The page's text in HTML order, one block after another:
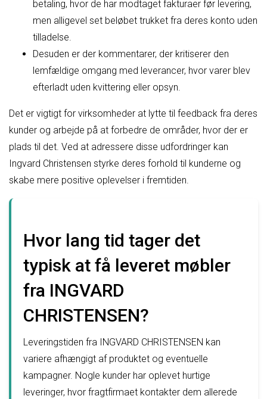
betaling, hvor de har modtaget fakturaer før levering,
men alligevel set beløbet trukket fra deres konto uden
tilladelse.
Desuden er der kommentarer, der kritiserer den
lemfældige omgang med leverancer, hvor varer blev
efterladt uden kvittering eller opsyn.
Det er vigtigt for virksomheder at lytte til feedback fra deres
kunder og arbejde på at forbedre de områder, hvor der er
plads til det. Ved at adressere disse udfordringer kan
Ingvard Christensen styrke deres forhold til kunderne og
skabe mere positive oplevelser i fremtiden.
Hvor lang tid tager det
typisk at få leveret møbler
fra INGVARD
CHRISTENSEN?
Leveringstiden fra INGVARD CHRISTENSEN kan
variere afhængigt af produktet og eventuelle
kampagner. Nogle kunder har oplevet hurtige
leveringer, hvor fragtfirmaet kontakter dem allerede